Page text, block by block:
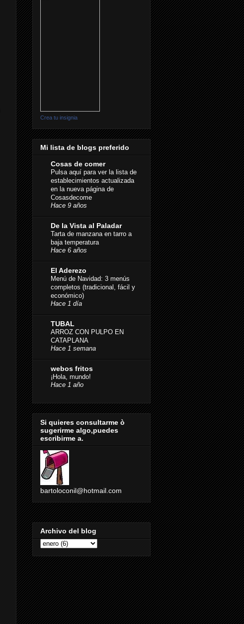
Crea tu insignia
Mi lista de blogs preferido
Cosas de comer
Pulsa aquí para ver la lista de
establecimientos actualizada
en la nueva página de
Cosasdecome
Hace 9 años
De la Vista al Paladar
Tarta de manzana en tarro a
baja temperatura
Hace 6 años
El Aderezo
Menú de Navidad: 3 menús
completos (tradicional, fácil y
económico)
Hace 1 día
TUBAL
ARROZ CON PULPO EN
CATAPLANA
Hace 1 semana
webos fritos
¡Hola, mundo!
Hace 1 año
Si quieres consultarme ò
sugerirme algo,puedes
escribirme a.
bartoloconil@hotmail.com
Archivo del blog